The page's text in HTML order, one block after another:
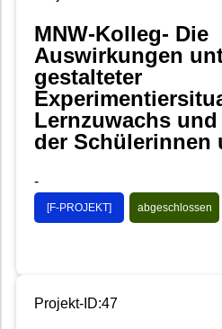
MNW-Kolleg- Die
Auswirkungen
gestalteter
Lernzuwachs
der Schülerinnen
-
[F-PROJEKT] abgeschlossen
Projekt-ID:47